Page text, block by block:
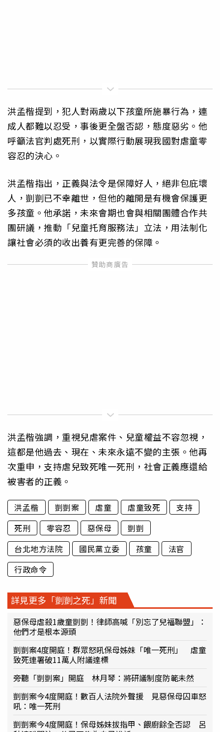
洪孟楷提到，犯人對兩歲以下孩童所施暴行為，連
成人都難以忍受，事後更全盤否認，態度惡劣。他
呼籲法官判處死刑，以實際行動展現我國對虐童零
容忍的決心。
洪孟楷指出，正義與法令是保障好人，絕非包庇壞
人，剴剴已不幸離世，但他的離開是有機會保護更
多孩童。他承諾，未來會期也會與相關團體合作共
團研議，推動「兒童托育服務法」立法，用法制化
讓社會必須的收出養有更完善的保障。
洪孟楷強調，重視兒虐案件、兒童權益不容忽視，
這都是他過去、現在、未來永遠不變的主張。他再
次重申，支持虐兒致死唯一死刑，社會正義應還給
被害者的正義。
洪孟楷 剴剴案 虐童 虐童致死
支持
死刑
零容忍 惡保母
剴剴
台北地方法院
國民黨立委 孩童
法官
行政命令
詳見更多「剴剴之死」新聞
惡保母虐殺1歲童剴剴！律師高喊「別忘了兒福聯盟」：
他們才是根本源頭
剴剴案4度開庭！群眾怒吼保母姊妹「唯一死刑」 虐童
致死連署破11萬人附議達標
旁聽「剴剴案」開庭 林月琴：將研議制度防範未然
剴剴案今4度開庭！數百人法院外聲援 見惡保母囚車怒
吼：唯一死刑
剴剴案今4度開庭！保母姊妹拔指甲、餵廚餘全否認 呂